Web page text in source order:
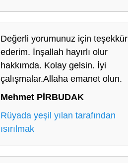
Değerli yorumunuz için teşekkür
ederim. İnşallah hayırlı olur
hakkımda. Kolay gelsin. İyi
çalışmalar.Allaha emanet olun.
Mehmet PİRBUDAK
Rüyada yeşil yılan tarafından
ısırılmak